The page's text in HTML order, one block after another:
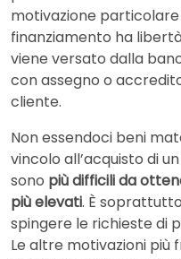
motivazione particolare
finanziamento ha
viene versato dalla
con assegno o
cliente.
Non essendoci beni
vincolo all’acquisto di
sono più difficili da
più elevati. È
spingere le richieste di
Le altre motivazioni più